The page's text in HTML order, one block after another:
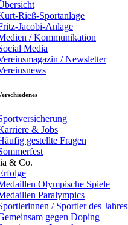
Rieß-Sportanlage
Jacobi-Anlage
/ Kommunikation
Media
/ Newsletter
& Jobs
gestellte Fragen
& Co.
Olympische Spiele
Paralympics
/ Sportler des Jahres
gegen Doping